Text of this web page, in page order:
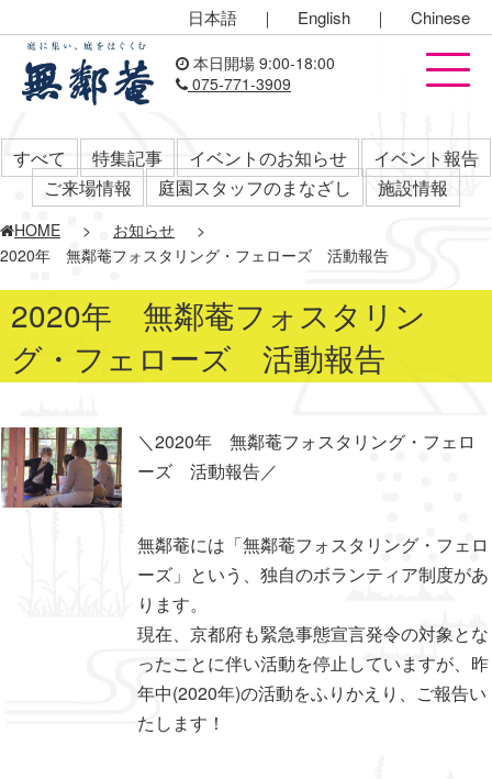
日本語 ｜ English ｜ Chinese
本日開場 9:00-18:00
075-771-3909
すべて 特集記事 イベントのお知らせ
イベント報告
ご来場情報
庭園スタッフのまなざし 施設情報
HOME > お知らせ
>
2020年 無鄰菴フォスタリング・フェローズ 活動報告
2020年 無鄰菴フォスタリン
グ・フェローズ 活動報告
＼2020年 無鄰菴フォスタリング・フェロ
ーズ 活動報告／
無鄰菴には「無鄰菴フォスタリング・フェロ
ーズ」という、独自のボランティア制度があ
ります。
現在、京都府も緊急事態宣言発令の対象とな
ったことに伴い活動を停止していますが、昨
年中(2020年)の活動をふりかえり、ご報告い
たします！